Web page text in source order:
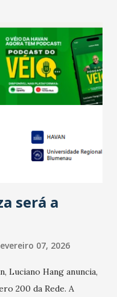
pagamento do 13º
já que o
dos anos recentes.
de 2025, 40% dos
lucro e outros 40%
o percentual de
19%, pouco abaixo
1% não existiam em
também
será a
07, 2026
Luciano Hang anuncia,
200 da Rede. A